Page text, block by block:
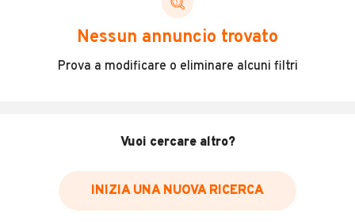
Fiat Iveco daily trasporto cavalli 35.10 in ottime
INFORMAZIONI VEICOLO
Nessun annuncio trovato
Prova a modificare o eliminare alcuni filtri
Vuoi cercare altro?
INIZIA UNA NUOVA RICERCA